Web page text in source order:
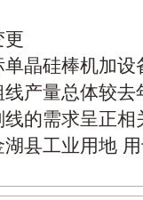
更
晶硅棒机加设
产量总体较去
的需求呈正
县工业用地